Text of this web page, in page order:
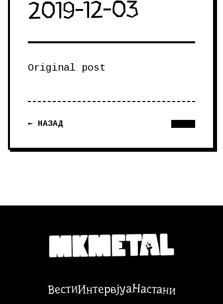
2019-12-03
Original post
← НАЗАД
ВестиИнтервјуаНастани